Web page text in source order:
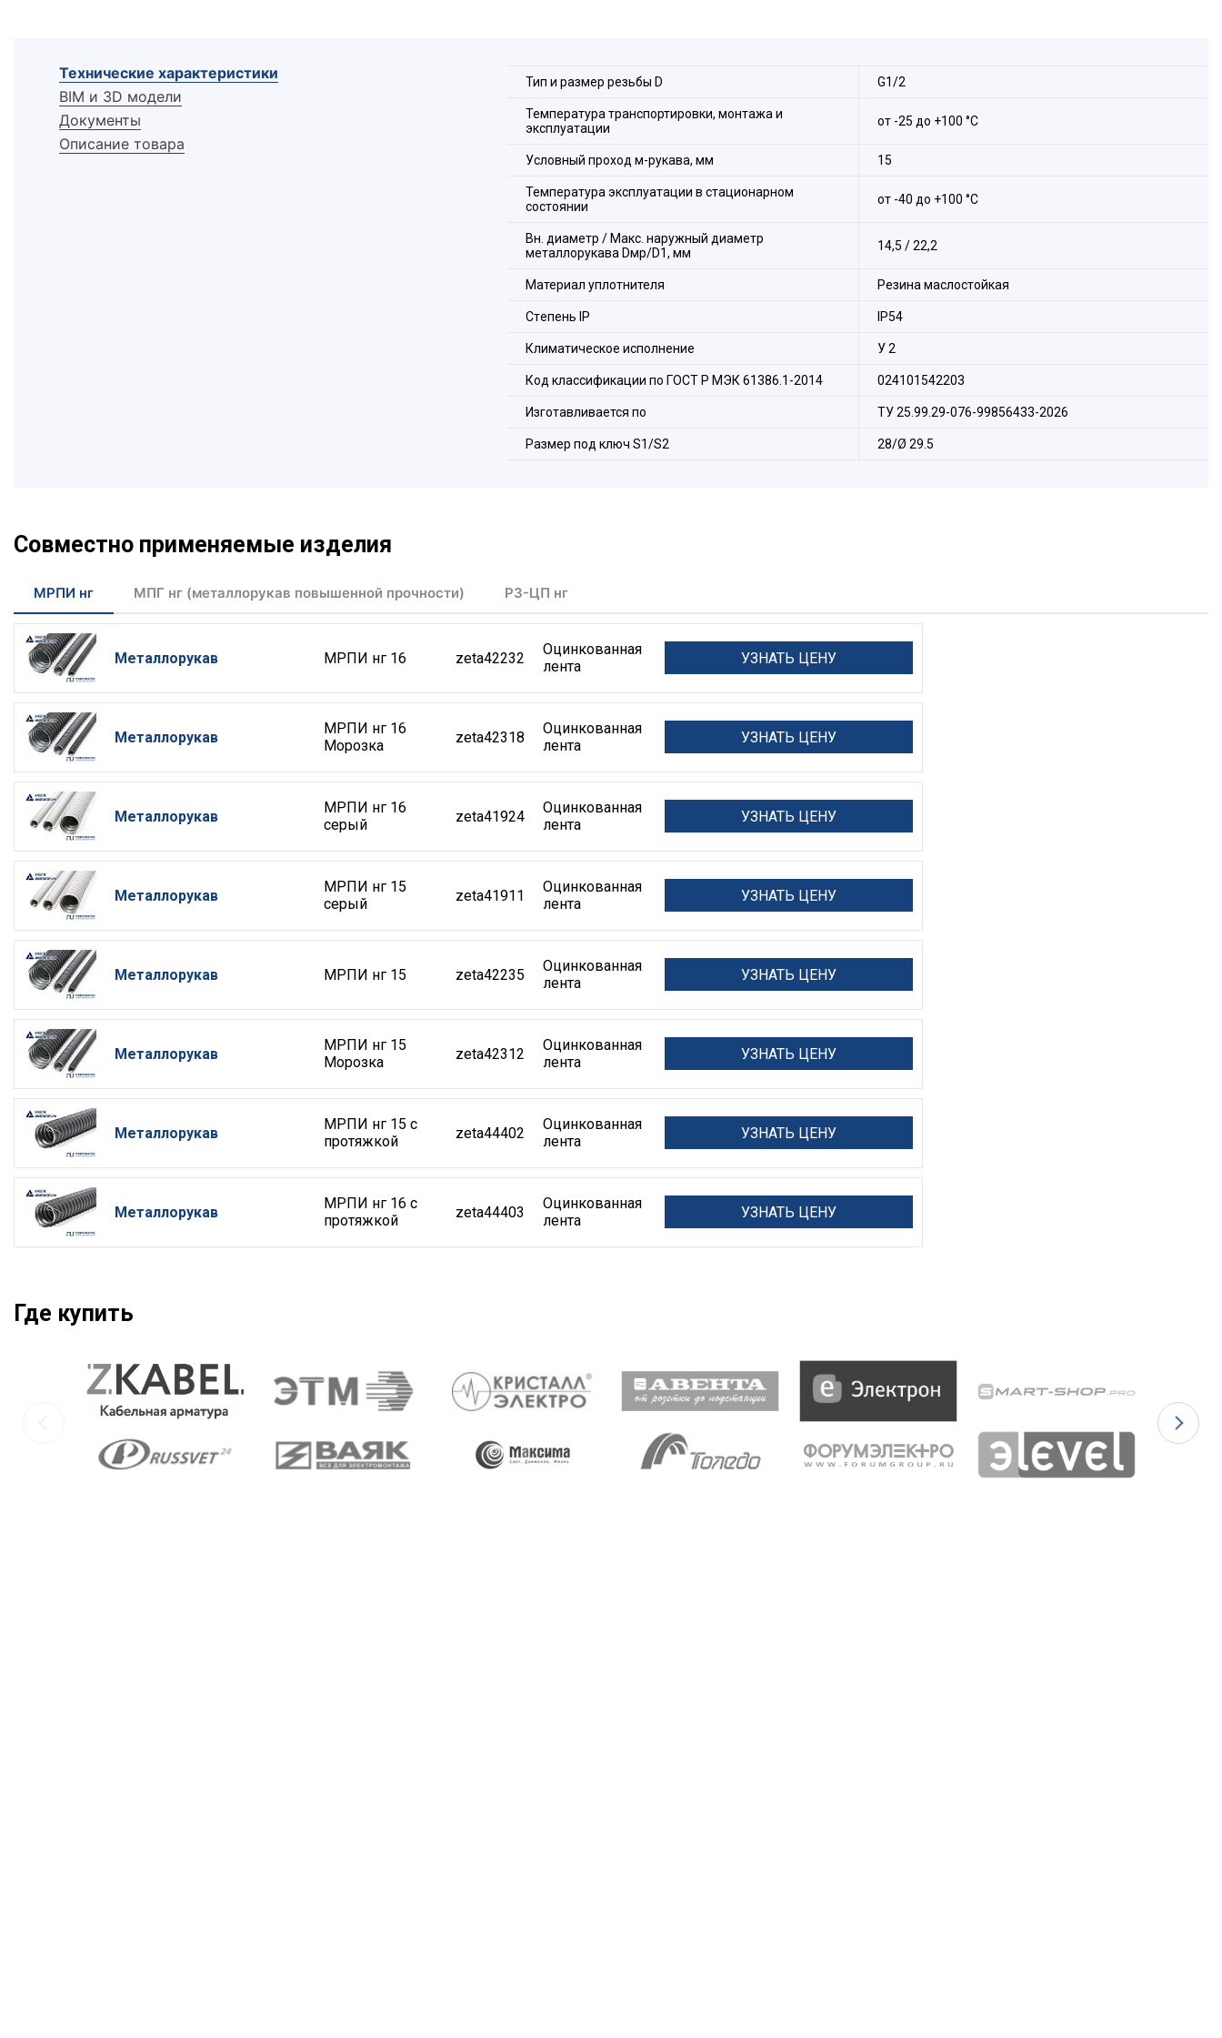
Состав комплекта:
2. Оконцеватель металлорукава.
3. Уплотнитель металлорукава.
4. Накидная гайка.
Технические характеристики
BIM и 3D модели
Документы
Описание товара
Тип и размер резьбы D G1/2
Температура транспортировки, монтажа и
эксплуатации
от -25 до +100 °С
Условный проход м-рукава, мм 15
Температура эксплуатации в стационарном
состоянии
от -40 до +100 °С
Вн. диаметр / Макс. наружный диаметр
металлорукава Dмр/D1, мм
14,5 / 22,2
Материал уплотнителя Резина маслостойкая
Стeпень IP IP54
Климатическое исполнение У 2
Код классификации по ГОСТ Р МЭК 61386.1-2014 024101542203
Изготавливается по ТУ 25.99.29-076-99856433-2026
Размер под ключ S1/S2 28/Ø 29.5
Совместно применяемые изделия
МРПИ нг МПГ нг (металлорукав повышенной прочности) РЗ-ЦП нг
Металлорукав МРПИ нг 16 zeta42232
Оцинкованная
лента
УЗНАТЬ ЦЕНУ
Металлорукав
МРПИ нг 16
Морозка
zeta42318
Оцинкованная
лента
УЗНАТЬ ЦЕНУ
Металлорукав
МРПИ нг 16
серый
zeta41924
Оцинкованная
лента
УЗНАТЬ ЦЕНУ
Металлорукав
МРПИ нг 15
серый
zeta41911
Оцинкованная
лента
УЗНАТЬ ЦЕНУ
Металлорукав МРПИ нг 15 zeta42235
Оцинкованная
лента
УЗНАТЬ ЦЕНУ
Металлорукав
МРПИ нг 15
Морозка
zeta42312
Оцинкованная
лента
УЗНАТЬ ЦЕНУ
Металлорукав
МРПИ нг 15 с
протяжкой
zeta44402
Оцинкованная
лента
УЗНАТЬ ЦЕНУ
Металлорукав
МРПИ нг 16 с
протяжкой
zeta44403
Оцинкованная
лента
УЗНАТЬ ЦЕНУ
Где купить